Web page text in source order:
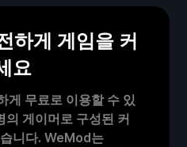
하게 게임을 커
요
게 무료로 이용할 수 있
의 게이머로 구성된 커
니다. WeMod는